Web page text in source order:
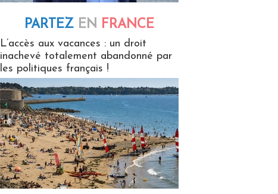
PARTEZ EN FRANCE
L’accès aux vacances : un droit
inachevé totalement abandonné par
les politiques français !